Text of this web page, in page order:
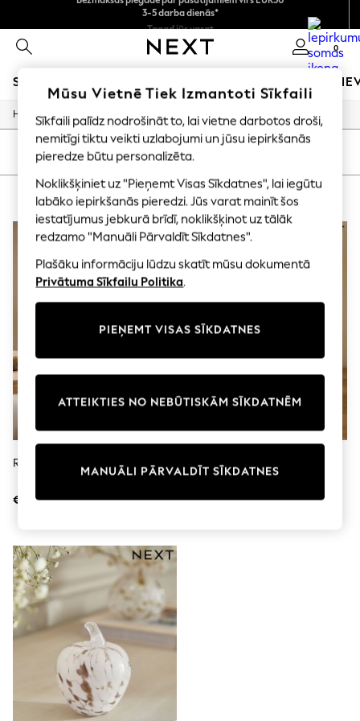
3-5 darba dienās*
Tagad jūs varat
iepirkties latviešu valodā!
Ātrāk un drošāk,
norēķināšanās ar Maksājums caur banku
0
SKOLAS APĢĒRBS
SCHOOLWEAR
All Boys Schoolwear
Shoes
Trousers
Shorts
Shirts
Polo Shirts
Sweatshirts & Jumpers
Coats & Jackets
Underwear
Socks
Multipacks
All Boys Sport & Swimwear
Swimwear
Joggers
adidas
Nike
Shoes
Trousers
Shirts
Cardigans
Coats & Jackets
Underwear
Socks & Tights
Multipacks
All Girls Sports & Swimwear
Trainers & Pumps
Swimwear
Tops
Leggings
Shorts
Joggers
Home / Home / Home-Accessories
KĀRTOT
HOME HOME ACCESSORIES FRUIT(3)
Rudens Sēnes Ornaments
€13
Keramikas Augļu Rotājums
€11
Mūsu Vietnē Tiek Izmantoti Sīkfaili
Sīkfaili palīdz nodrošināt to, lai vietne darbotos droši,
nemitīgi tiktu veikti uzlabojumi un jūsu iepirkšanās
pieredze būtu personalizēta.
Noklikšķiniet uz "Pieņemt Visas Sīkdatnes", lai iegūtu
labāko iepirkšanās pieredzi. Jūs varat mainīt šos
iestatījumus jebkurā brīdī, noklikšķinot uz tālāk
redzamo "Manuāli Pārvaldīt Sīkdatnes".
Plašāku informāciju lūdzu skatīt mūsu dokumentā
Privātuma Sīkfailu Politika.
PIEŅEMT VISAS SĪKDATNES
MANUĀLI PĀRVALDĪT SĪKDATNES
ATTEIKTIES NO NEBŪTISKĀM SĪKDATNĒM